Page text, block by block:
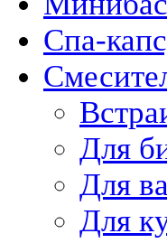
Спа-
Для
Для
Для